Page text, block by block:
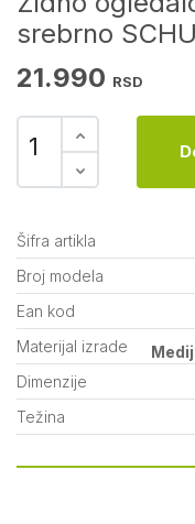
srebrno
21.990 RSD
Šifra artikla
Broj modela
Ean kod
Materijal izrade
Dimenzije
Težina